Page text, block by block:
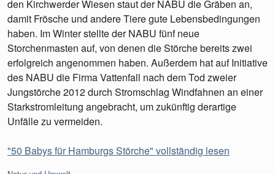
den Kirchwerder Wiesen staut der NABU die Gräben an,
damit Frösche und andere Tiere gute Lebensbedingungen
haben. Im Winter stellte der NABU fünf neue
Storchenmasten auf, von denen die Störche bereits zwei
erfolgreich angenommen haben. Außerdem hat auf Initiative
des NABU die Firma Vattenfall nach dem Tod zweier
Jungstörche 2012 durch Stromschlag Windfahnen an einer
Starkstromleitung angebracht, um zukünftig derartige
Unfälle zu vermeiden.
"50 Babys für Hamburgs Störche" vollständig lesen